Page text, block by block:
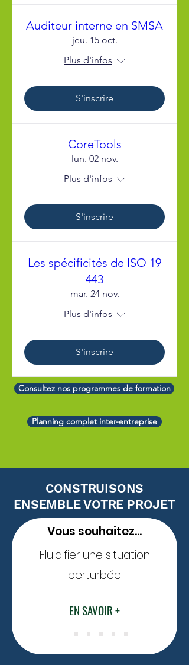
Auditeur interne en SMSA
jeu. 15 oct.
Plus d'infos
S'inscrire
CoreTools
lun. 02 nov.
Plus d'infos
S'inscrire
Les spécificités de ISO 19
443
mar. 24 nov.
Plus d'infos
S'inscrire
Consultez nos programmes de formation
Planning complet inter-entreprise
CONSTRUISONS
ENSEMBLE VOTRE PROJET
Vous souhaitez...
Fluidifier une situation
perturbée
EN SAVOIR +